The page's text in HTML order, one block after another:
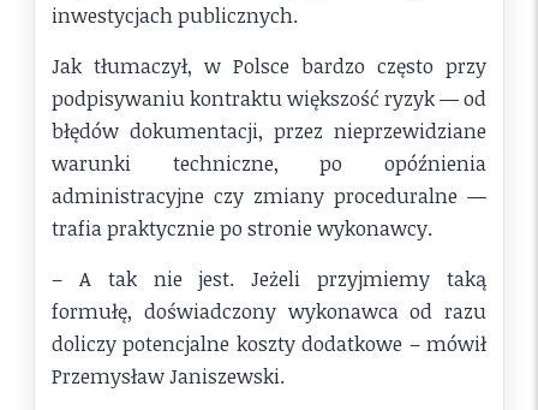
inwestycjach publicznych.
Jak tłumaczył, w Polsce bardzo często przy
podpisywaniu kontraktu większość ryzyk — od
błędów dokumentacji, przez nieprzewidziane
warunki techniczne, po opóźnienia
administracyjne czy zmiany proceduralne —
trafia praktycznie po stronie wykonawcy.
– A tak nie jest. Jeżeli przyjmiemy taką
formułę, doświadczony wykonawca od razu
doliczy potencjalne koszty dodatkowe – mówił
Przemysław Janiszewski.